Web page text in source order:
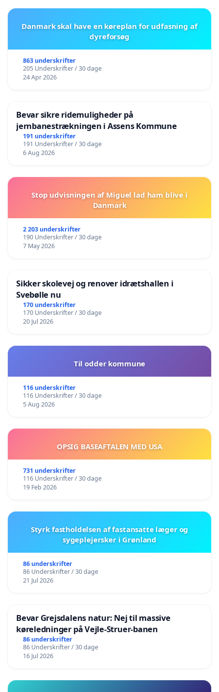
Danmark skal have en køreplan for udfasning af
dyreforsøg
863 underskrifter
205 Underskrifter / 30 dage
24 Apr 2026
Bevar sikre ridemuligheder på
jernbanestrækningen i Assens Kommune
191 underskrifter
191 Underskrifter / 30 dage
6 Aug 2026
Stop udvisningen af Miguel lad ham blive i
Danmark
2 203 underskrifter
190 Underskrifter / 30 dage
7 May 2026
Sikker skolevej og renover idrætshallen i
Svebølle nu
170 underskrifter
170 Underskrifter / 30 dage
20 Jul 2026
Til odder kommune
116 underskrifter
116 Underskrifter / 30 dage
5 Aug 2026
OPSIG BASEAFTALEN MED USA
731 underskrifter
116 Underskrifter / 30 dage
19 Feb 2026
Styrk fastholdelsen af fastansatte læger og
sygeplejersker i Grønland
86 underskrifter
86 Underskrifter / 30 dage
21 Jul 2026
Bevar Grejsdalens natur: Nej til massive
køreledninger på Vejle-Struer-banen
86 underskrifter
86 Underskrifter / 30 dage
16 Jul 2026